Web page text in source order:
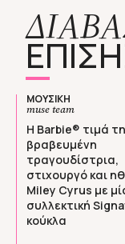
ΜΟΥΣΙΚΗ
muse team
Η Barbie® τιμά τη
βραβευμένη
τραγουδίστρια,
στιχουργό και
Miley Cyrus με
συλλεκτική
κούκλα